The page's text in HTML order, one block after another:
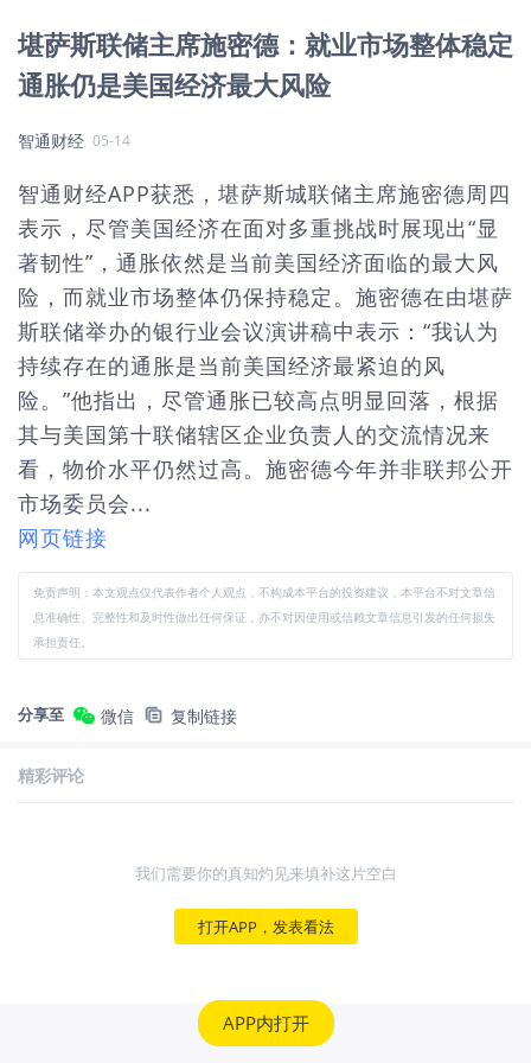
堪萨斯联储主席施密德：就业市场整体稳定
通胀仍是美国经济最大风险
智通财经 05-14
智通财经APP获悉，堪萨斯城联储主席施密德周四
表示，尽管美国经济在面对多重挑战时展现出“显
著韧性”，通胀依然是当前美国经济面临的最大风
险，而就业市场整体仍保持稳定。施密德在由堪萨
斯联储举办的银行业会议演讲稿中表示：“我认为
持续存在的通胀是当前美国经济最紧迫的风
险。”他指出，尽管通胀已较高点明显回落，根据
其与美国第十联储辖区企业负责人的交流情况来
看，物价水平仍然过高。施密德今年并非联邦公开
市场委员会...
网页链接
免责声明：本文观点仅代表作者个人观点，不构成本平台的投资建议，本平台不对文章信
息准确性、完整性和及时性做出任何保证，亦不对因使用或信赖文章信息引发的任何损失
承担责任。
分享至 微信 复制链接
精彩评论
我们需要你的真知灼见来填补这片空白
打开APP，发表看法
APP内打开